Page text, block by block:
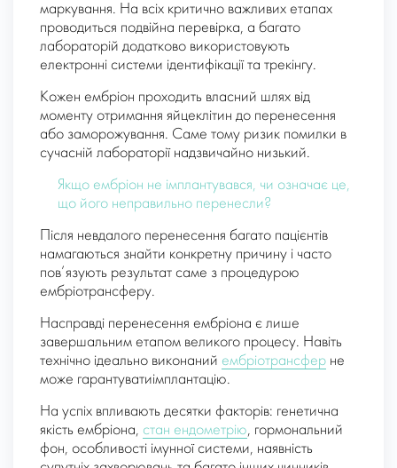
маркування. На всіх критично важливих етапах
проводиться подвійна перевірка, а багато
лабораторій додатково використовують
електронні системи ідентифікації та трекінгу.
Кожен ембріон проходить власний шлях від
моменту отримання яйцеклітин до перенесення
або заморожування. Саме тому ризик помилки в
сучасній лабораторії надзвичайно низький.
Якщо ембріон не імплантувався, чи означає це,
що його неправильно перенесли?
Після невдалого перенесення багато пацієнтів
намагаються знайти конкретну причину і часто
пов’язують результат саме з процедурою
ембріотрансферу.
Насправді перенесення ембріона є лише
завершальним етапом великого процесу. Навіть
технічно ідеально виконаний ембріотрансфер не
може гарантуватиімплантацію.
На успіх впливають десятки факторів: генетична
якість ембріона, стан ендометрію, гормональний
фон, особливості імунної системи, наявність